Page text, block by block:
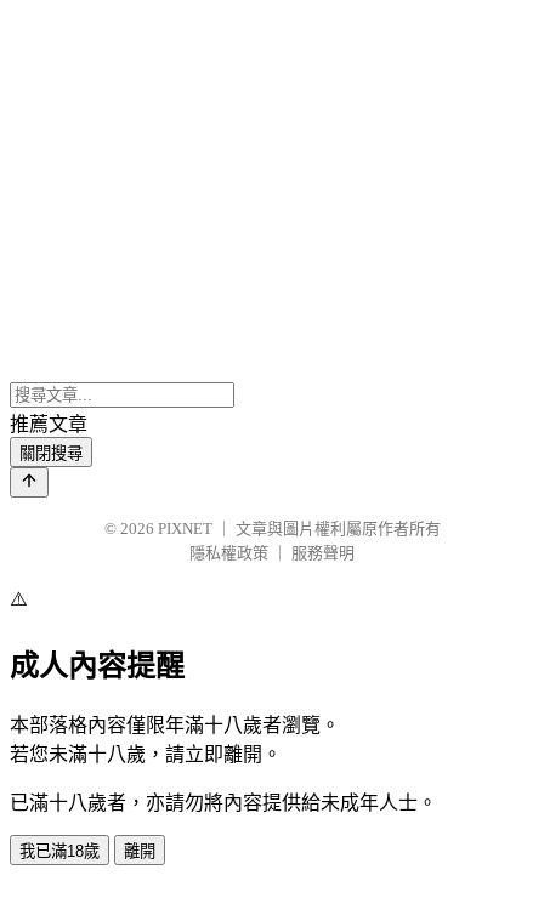
推薦文章
關閉搜尋
© 2026 PIXNET
文章與圖片權利屬原作者所有
隱私權政策
服務聲明
⚠️
成人內容提醒
本部落格內容僅限年滿十八歲者瀏覽。
若您未滿十八歲，請立即離開。
已滿十八歲者，亦請勿將內容提供給未成年人士。
我已滿18歲 離開